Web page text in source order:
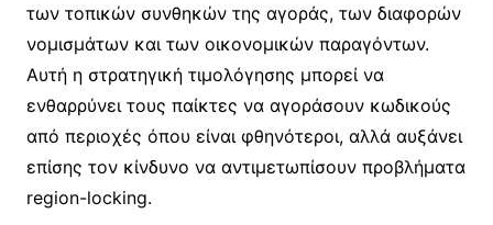
των τοπικών συνθηκών της αγοράς, των διαφορών
νομισμάτων και των οικονομικών παραγόντων.
Αυτή η στρατηγική τιμολόγησης μπορεί να
ενθαρρύνει τους παίκτες να αγοράσουν κωδικούς
από περιοχές όπου είναι φθηνότεροι, αλλά αυξάνει
επίσης τον κίνδυνο να αντιμετωπίσουν προβλήματα
region-locking.